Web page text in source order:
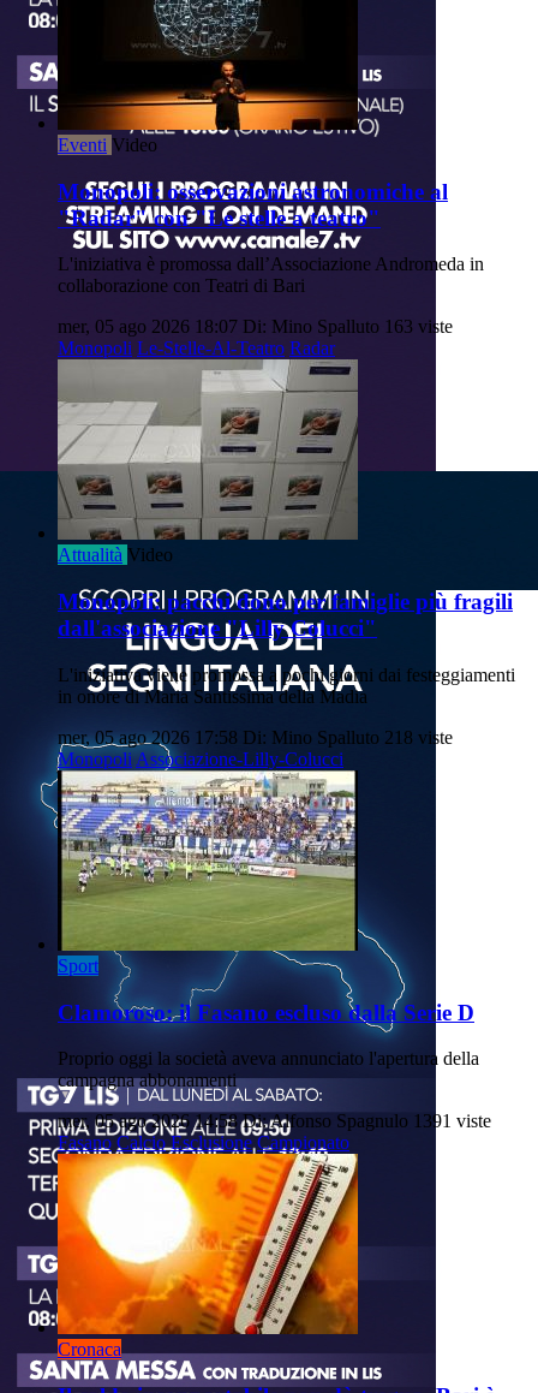
Eventi Video
Monopoli: osservazioni astronomiche al
"Radar" con "Le stelle a teatro"
L'iniziativa è promossa dall’Associazione Andromeda in
collaborazione con Teatri di Bari
mer, 05 ago 2026 18:07 Di: Mino Spalluto 163 viste
Monopoli Le-Stelle-Al-Teatro Radar
Attualità Video
Monopoli: pacchi dono per famiglie più fragili
dall'associazione "Lilly Colucci"
L'iniziativa viene promossa a pochi giorni dai festeggiamenti
in onore di Maria Santissima della Madia
mer, 05 ago 2026 17:58 Di: Mino Spalluto 218 viste
Monopoli Associazione-Lilly-Colucci
Sport
Clamoroso: il Fasano escluso dalla Serie D
Proprio oggi la società aveva annunciato l'apertura della
campagna abbonamenti
mer, 05 ago 2026 14:58 Di: Alfonso Spagnulo 1391 viste
Fasano Calcio Esclusione Campionato
Cronaca